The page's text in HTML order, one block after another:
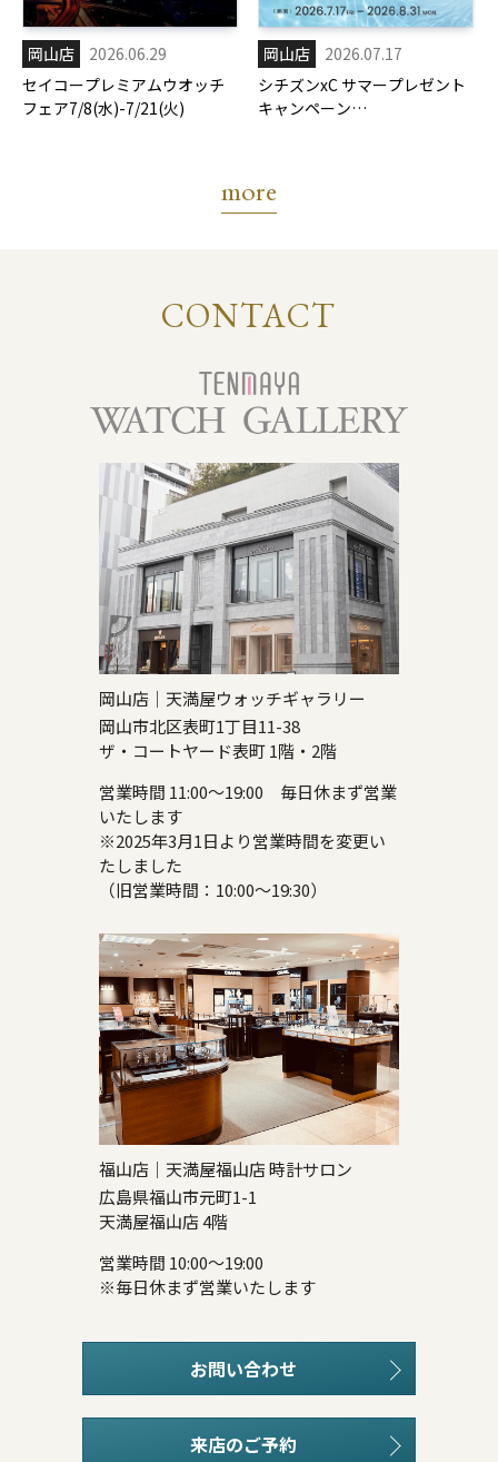
岡山店
2026.06.29
セイコープレミアムウオッチ
フェア7/8(水)-7/21(火)
岡山店
2026.07.17
シチズンxC サマープレゼント
キャンペーン
more
CONTACT
岡山店｜天満屋ウォッチギャラリー
岡山市北区表町1丁目11-38
ザ・コートヤード表町 1階・2階
営業時間 11:00～19:00 毎日休まず営業
いたします
※2025年3月1日より営業時間を変更い
たしました
（旧営業時間：10:00～19:30）
福山店｜天満屋福山店 時計サロン
広島県福山市元町1-1
天満屋福山店 4階
営業時間 10:00～19:00
※毎日休まず営業いたします
お問い合わせ
来店のご予約